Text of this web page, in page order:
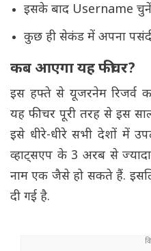
इसके बाद Username
कुछ ही सेकंड में अपना
कब आएगा यह फीचर?
इस हफ्ते से यूजरनेम रिजर्व
यह फीचर पूरी तरह से इस
इसे धीरे-धीरे सभी देशों में
व्हाट्सएप के 3 अरब से
नाम एक जैसे हो सकते हैं.
दी गई है.